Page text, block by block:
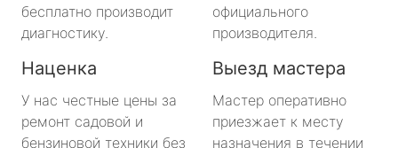
бесплатно производит
диагностику.
официального
производителя.
Наценка
У нас честные цены за
ремонт садовой и
бензиновой техники без
Выезд мастера
Мастер оперативно
приезжает к месту
назначения в течении